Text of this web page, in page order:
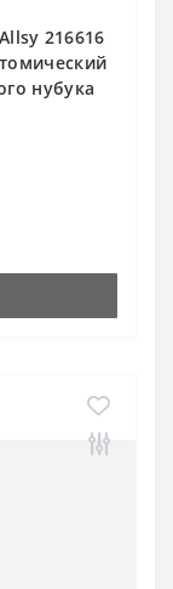
216616
нубука